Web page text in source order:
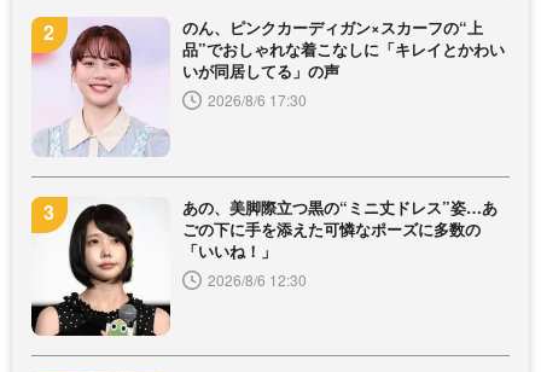
のん、ピンクカーディガン×スカーフの“上
品”でおしゃれな着こなしに「キレイとかわい
いが同居してる」の声
2026/8/6 17:30
あの、美脚際立つ黒の“ミニ丈ドレス”姿…あ
ごの下に手を添えた可憐なポーズに多数の
「いいね！」
2026/8/6 12:30